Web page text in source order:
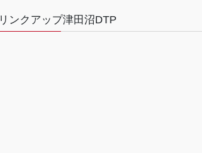
リンクアップ津田沼DTP